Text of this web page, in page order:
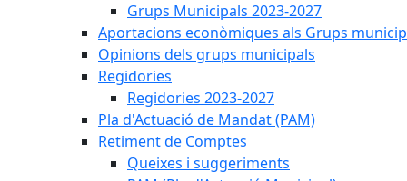
Grups Municipals 2023-2027
Aportacions econòmiques als Grups
Opinions dels grups municipals
Regidories
Regidories 2023-2027
Pla d'Actuació de Mandat (PAM)
Retiment de Comptes
Queixes i suggeriments